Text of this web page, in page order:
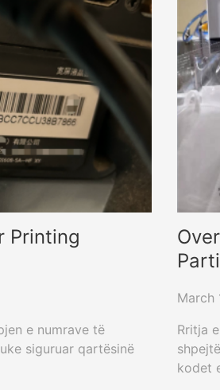
Printing
e numrave të
siguruar qartësinë
March
Rritja
kodet